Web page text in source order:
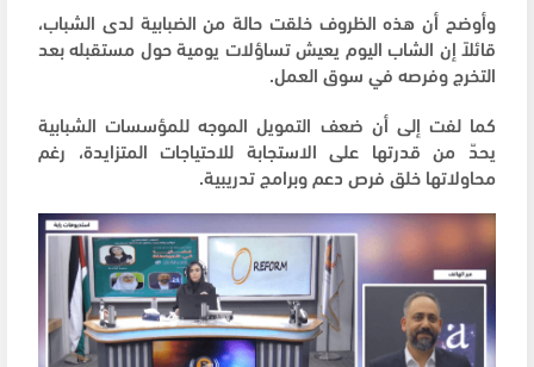
وأوضح أن هذه الظروف خلقت حالة من الضبابية لدى الشباب،
قائلاً إن الشاب اليوم يعيش تساؤلات يومية حول مستقبله بعد
التخرج وفرصه في سوق العمل.
كما لفت إلى أن ضعف التمويل الموجه للمؤسسات الشبابية
يحدّ من قدرتها على الاستجابة للاحتياجات المتزايدة، رغم
محاولاتها خلق فرص دعم وبرامج تدريبية.